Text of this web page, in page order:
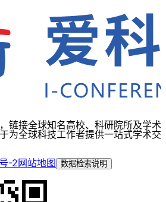
链接全球知名高校、科研院所及学术
为全球科技工作者提供一站式学术交
-2网站地图 数据检索说明